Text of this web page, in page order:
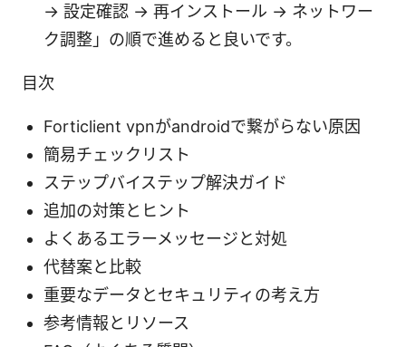
→ 設定確認 → 再インストール → ネットワー
ク調整」の順で進めると良いです。
目次
Forticlient vpnがandroidで繋がらない原因
簡易チェックリスト
ステップバイステップ解決ガイド
追加の対策とヒント
よくあるエラーメッセージと対処
代替案と比較
重要なデータとセキュリティの考え方
参考情報とリソース